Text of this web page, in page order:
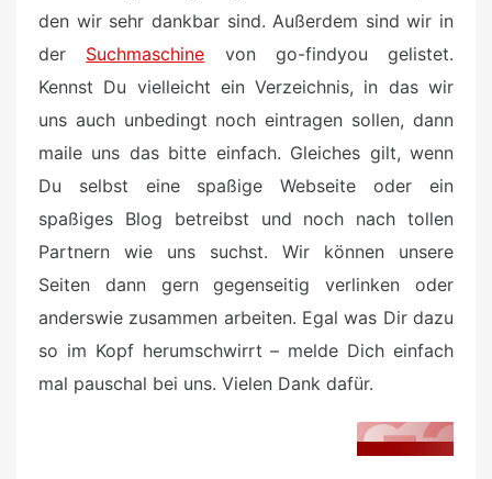
den wir sehr dankbar sind. Außerdem sind wir in
der Suchmaschine von go-findyou gelistet.
Kennst Du vielleicht ein Verzeichnis, in das wir
uns auch unbedingt noch eintragen sollen, dann
maile uns das bitte einfach. Gleiches gilt, wenn
Du selbst eine spaßige Webseite oder ein
spaßiges Blog betreibst und noch nach tollen
Partnern wie uns suchst. Wir können unsere
Seiten dann gern gegenseitig verlinken oder
anderswie zusammen arbeiten. Egal was Dir dazu
so im Kopf herumschwirrt – melde Dich einfach
mal pauschal bei uns. Vielen Dank dafür.